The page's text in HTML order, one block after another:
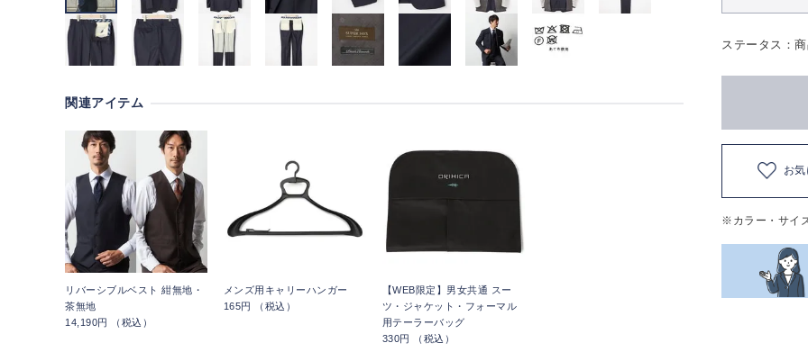
関連アイテム
リバーシブルベスト 紺無地・
茶無地
14,190円 （税込）
メンズ用キャリーハンガー
165円 （税込）
【WEB限定】男女共通 スー
ツ・ジャケット・フォーマル
用テーラーバッグ
330円 （税込）
ステータス：
お
※カラー・サイ